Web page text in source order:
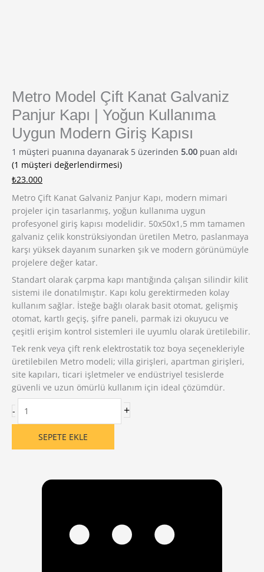
Metro Model Çift Kanat Galvaniz
Panjur Kapı | Yoğun Kullanıma
Uygun Modern Giriş Kapısı
1 müşteri puanına dayanarak 5 üzerinden 5.00 puan aldı
(1 müşteri değerlendirmesi)
₺23.000
Metro Çift Kanat Galvaniz Panjur Kapı, modern mimari
projeler için tasarlanmış, yoğun kullanıma uygun
profesyonel giriş kapısı modelidir. 50x50x1,5 mm tamamen
galvaniz çelik konstrüksiyondan üretilen Metro, paslanmaya
karşı yüksek dayanım sunarken şık ve modern görünümüyle
projelere değer katar.
Standart olarak çarpma kapı mantığında çalışan silindir kilit
sistemi ile donatılmıştır. Kapı kolu gerektirmeden kolay
kullanım sağlar. İsteğe bağlı olarak basit otomat, gelişmiş
otomat, kartlı geçiş, şifre paneli, parmak izi okuyucu ve
çeşitli erişim kontrol sistemleri ile uyumlu olarak üretilebilir.
Tek renk veya çift renk elektrostatik toz boya seçenekleriyle
üretilebilen Metro modeli; villa girişleri, apartman girişleri,
site kapıları, ticari işletmeler ve endüstriyel tesislerde
güvenli ve uzun ömürlü kullanım için ideal çözümdür.
-
Model
Kanat
+
SEPETE EKLE